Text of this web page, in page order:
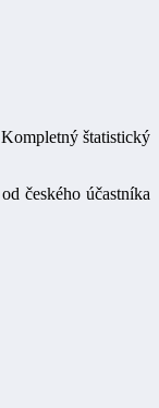
štatistický
od českého účastníka